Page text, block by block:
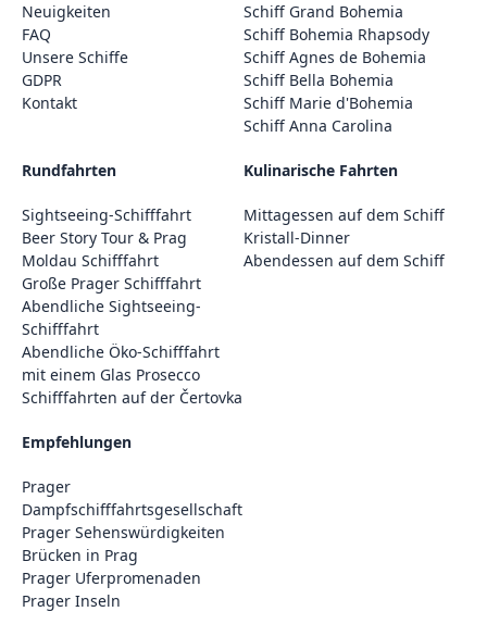
Neuigkeiten
FAQ
Unsere Schiffe
GDPR
Kontakt
Schiff Grand Bohemia
Schiff Bohemia Rhapsody
Schiff Agnes de Bohemia
Schiff Bella Bohemia
Schiff Marie d'Bohemia
Schiff Anna Carolina
Rundfahrten
Sightseeing-Schifffahrt
Beer Story Tour & Prag
Moldau Schifffahrt
Große Prager Schifffahrt
Abendliche Sightseeing-
Schifffahrt
Abendliche Öko-Schifffahrt
mit einem Glas Prosecco
Schifffahrten auf der Čertovka
Kulinarische Fahrten
Mittagessen auf dem Schiff
Kristall-Dinner
Abendessen auf dem Schiff
Empfehlungen
Prager
Dampfschifffahrtsgesellschaft
Prager Sehenswürdigkeiten
Brücken in Prag
Prager Uferpromenaden
Prager Inseln